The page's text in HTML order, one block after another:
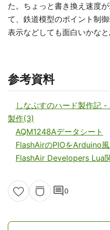
た。ちょっと書き換え速度
て、鉄道模型のポイント制
表示などしても面白いかなと
参考資料
しなぷすのハード製作記
製作(3)
AQM1248Aデータシート
FlashAirのPIOをArduino風
FlashAir Developers Lua
comment0